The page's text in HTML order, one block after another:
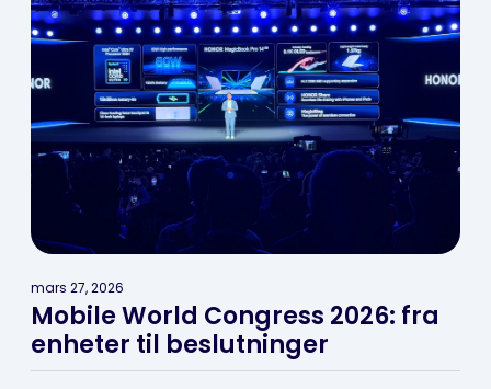
mars 27, 2026
Mobile World Congress 2026: fra
enheter til beslutninger